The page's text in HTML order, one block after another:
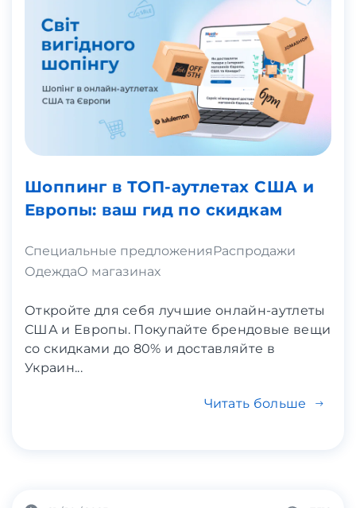
Шоппинг в ТОП-аутлетах США и
Европы: ваш гид по скидкам
Специальные предложения Распродажи
ОдеждаО магазинах
Откройте для себя лучшие онлайн-аутлеты
США и Европы. Покупайте брендовые вещи
со скидками до 80% и доставляйте в
Украин...
Читать больше